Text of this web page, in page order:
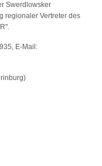
Swerdlowsker
regionaler Vertreter des
E-Mail: